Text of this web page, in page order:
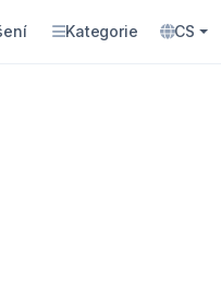
Kategorie CS